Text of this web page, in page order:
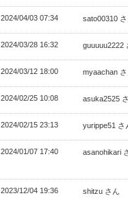
2024/04/03 07:34 sato00310
2024/03/28 16:32 guuuuu2222
2024/03/12 18:00 myaachan
2024/02/25 10:08 asuka2525
2024/02/15 23:13 yurippe51 さ
2024/01/07 17:40 asanohikari
2023/12/04 19:36 shitzu さん